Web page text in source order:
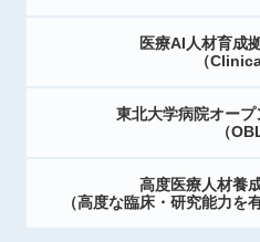
医療AI人材育成
（
東北大学病院オー
（
高度医療人材養
（高度な臨床・研究能力を